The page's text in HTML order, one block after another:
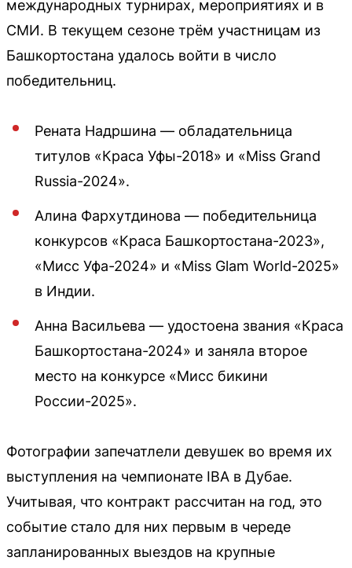
международных турнирах, мероприятиях и в
СМИ. В текущем сезоне трём участницам из
Башкортостана удалось войти в число
победительниц.
Рената Надршина — обладательница
титулов «Краса Уфы-2018» и «Miss Grand
Russia-2024».
Алина Фархутдинова — победительница
конкурсов «Краса Башкортостана-2023»,
«Мисс Уфа-2024» и «Miss Glam World-2025»
в Индии.
Анна Васильева — удостоена звания «Краса
Башкортостана-2024» и заняла второе
место на конкурсе «Мисс бикини
России-2025».
Фотографии запечатлели девушек во время их
выступления на чемпионате IBA в Дубае.
Учитывая, что контракт рассчитан на год, это
событие стало для них первым в череде
запланированных выездов на крупные